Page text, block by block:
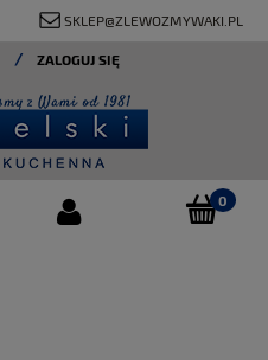
SKLEP@ZLEWOZMYWAKI.PL
ZALOGUJ SIĘ